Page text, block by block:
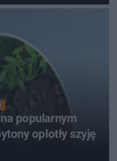
scena w
Kieleckiej
popularnym
oplotły szyję